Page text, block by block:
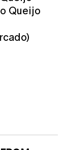
Queijo